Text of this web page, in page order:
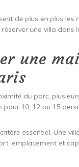
de plus en plus
une villa dans
une
du parc,
10, 12 ou 15
essentiel. Une
emplacement et